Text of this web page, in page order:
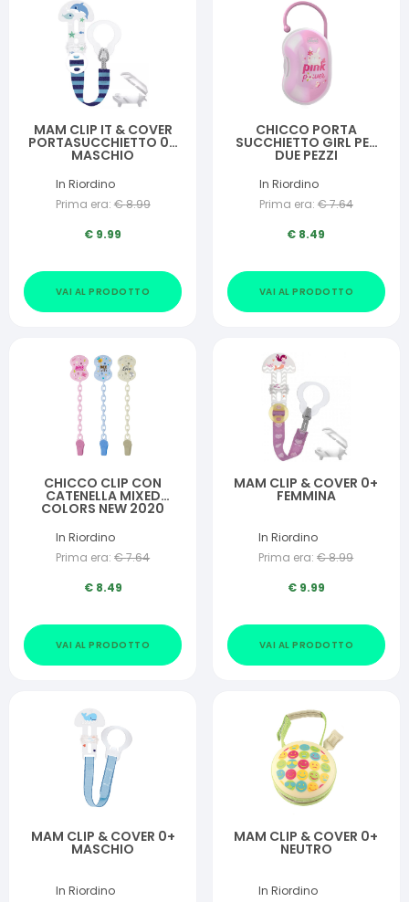
MAM CLIP IT & COVER
PORTASUCCHIETTO 0+
MASCHIO
In Riordino
Prima era: €8.99
€ 9.99
VAI AL PRODOTTO
CHICCO PORTA
SUCCHIETTO GIRL PER
DUE PEZZI
In Riordino
Prima era: €7.64
€ 8.49
VAI AL PRODOTTO
CHICCO CLIP CON
CATENELLA MIXED
COLORS NEW 2020
In Riordino
Prima era: €7.64
€ 8.49
VAI AL PRODOTTO
MAM CLIP & COVER 0+
FEMMINA
In Riordino
Prima era: €8.99
€ 9.99
VAI AL PRODOTTO
MAM CLIP & COVER 0+
MASCHIO
In Riordino
MAM CLIP & COVER 0+
NEUTRO
In Riordino